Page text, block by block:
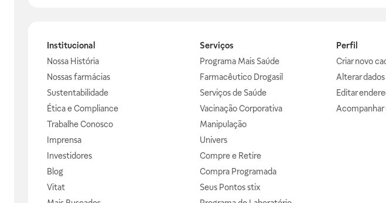
Institucional
Nossa História
Nossas farmácias
Sustentabilidade
Ética e Compliance
Trabalhe Conosco
Imprensa
Investidores
Blog
Vitat
Serviços
Programa Mais Saúde
Farmacêutico Drogasil
Serviços de Saúde
Vacinação Corporativa
Manipulação
Univers
Compre e Retire
Compra Programada
Seus Pontos stix
Perfil
Criar novo
Alterar dados
Editar
Acompanhar